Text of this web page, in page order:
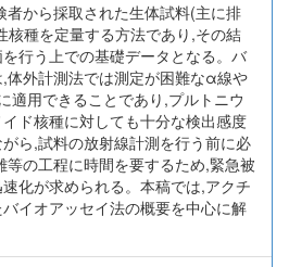
者から採取された生体試料(主に排
核種を定量する方法であり,その結
行う上での基礎データとなる。バ
体外計測法では測定が困難なα線や
適用できることであり,プルトニウ
ド核種に対しても十分な検出感度
ら,試料の放射線計測を行う前に必
の工程に時間を要するため,緊急被
化が求められる。本稿では,アクチ
イオアッセイ法の概要を中心に解